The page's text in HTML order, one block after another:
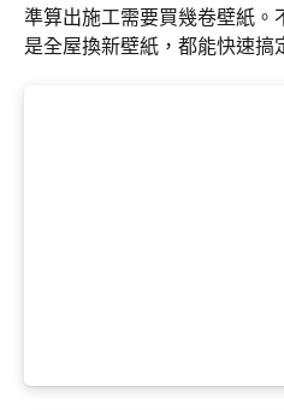
準算出施工需要買幾卷壁紙。
是全屋換新壁紙，都能快速搞